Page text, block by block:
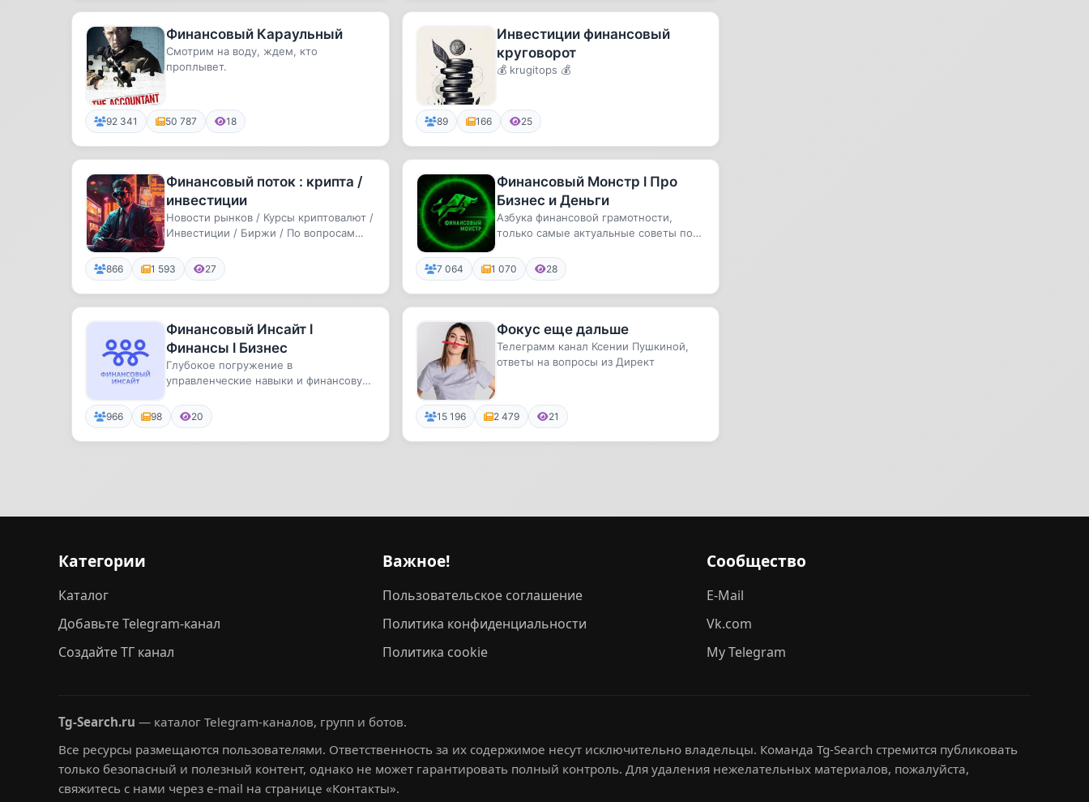
Финансовый Караульный
Смотрим на воду, ждем, кто
проплывет.
92 341 50 787 18
Инвестиции финансовый
круговорот
💰 krugitops 💰
89 166 25
Финансовый поток : крипта /
инвестиции
Новости рынков / Курсы криптовалют /
Инвестиции / Биржи / По вопросам
866 1 593 27
Финансовый Монстр l Про
Бизнес и Деньги
Азбука финансовой грамотности,
только самые актуальные советы по
7 064 1 070 28
Финансовый Инсайт l
Финансы l Бизнес
Глубокое погружение в
управленческие навыки и финансовую
стабиль...
966 98 20
Фокус еще дальше
Телеграмм канал Ксении Пушкиной,
ответы на вопросы из Директ
15 196 2 479 21
Категории
Каталог
Добавьте Telegram-канал
Создайте ТГ канал
Важное!
Пользовательское соглашение
Политика конфиденциальности
Политика cookie
Сообщество
E-Mail
Vk.com
My Telegram
Tg-Search.ru — каталог Telegram-каналов, групп и ботов.
Все ресурсы размещаются пользователями. Ответственность за их содержимое несут исключительно владельцы. Команда Tg-Search стремится публиковать
только безопасный и полезный контент, однако не может гарантировать полный контроль. Для удаления нежелательных материалов, пожалуйста,
свяжитесь с нами через e-mail на странице «Контакты».